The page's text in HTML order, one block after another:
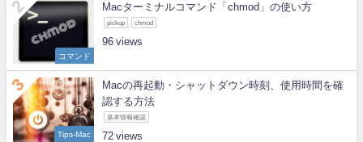
コマンド
Macターミナルコマンド「chmod」の使い方
pickup chmod
96
Tips-Mac
Macの再起動・シャットダウン時刻、使用時間を確
認する方法
基本情報確認
72